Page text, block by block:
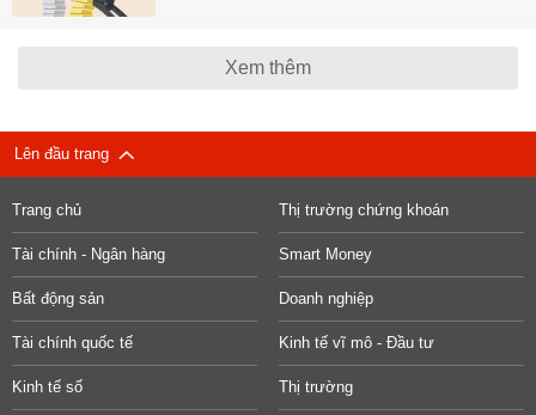
Xem thêm
Lên đầu trang
Trang chủ Thị trường chứng khoán
Tài chính - Ngân hàng Smart Money
Bất động sản Doanh nghiệp
Tài chính quốc tế Kinh tế vĩ mô - Đầu tư
Kinh tế số Thị trường